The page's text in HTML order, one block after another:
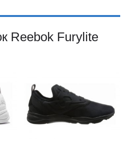
Reebok Furylite